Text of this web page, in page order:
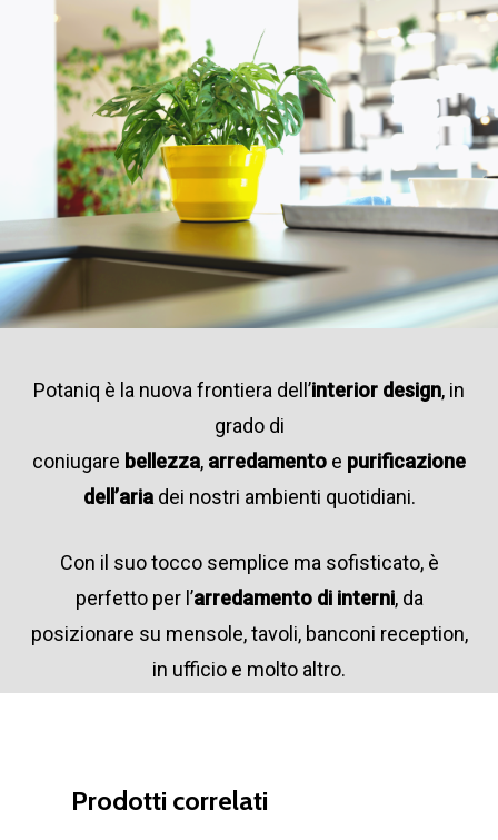
Potaniq è la nuova frontiera dell’interior design, in
grado di
coniugare bellezza, arredamento e purificazione
dell’ariadei nostri ambienti quotidiani.
Con il suo tocco semplice ma sofisticato, è
perfetto per l’arredamento di interni, da
posizionare su mensole, tavoli, banconi reception,
in ufficio e molto altro.
Prodotti correlati